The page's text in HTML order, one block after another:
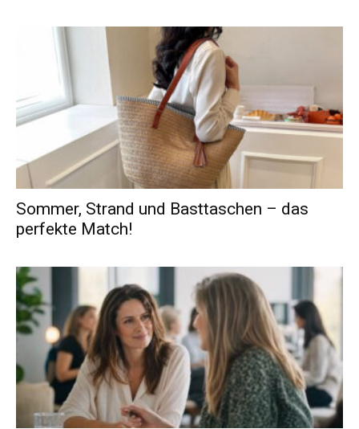
Sommer, Strand und Basttaschen – das
perfekte Match!